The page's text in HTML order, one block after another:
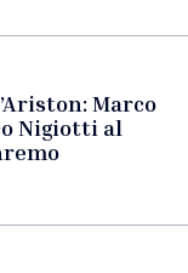
Marco
Nigiotti al